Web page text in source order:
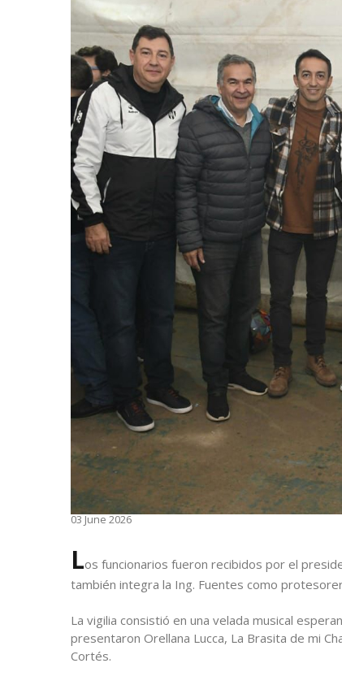
03 June 2026
Los funcionarios fueron recibidos por el
también integra la Ing. Fuentes como
La vigilia consistió en una velada musical
presentaron Orellana Lucca, La Brasita de mi
Cortés.